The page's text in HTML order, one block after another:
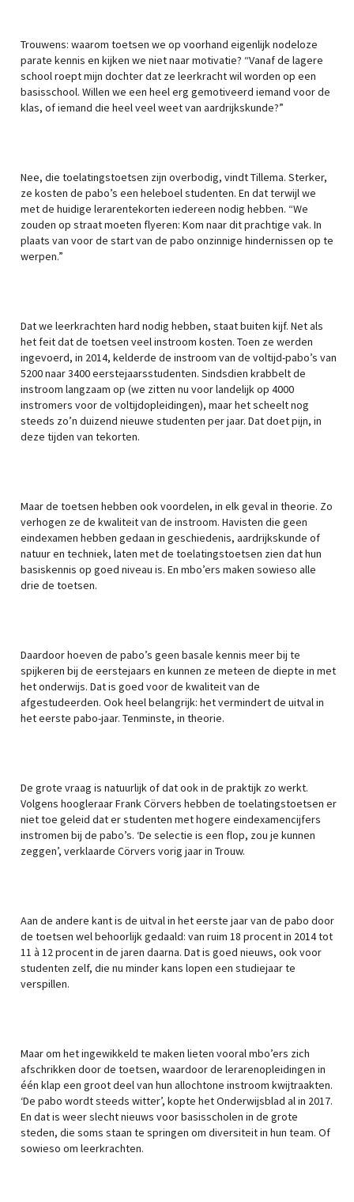
Trouwens: waarom toetsen we op voorhand eigenlijk nodeloze
parate kennis en kijken we niet naar motivatie? “Vanaf de lagere
school roept mijn dochter dat ze leerkracht wil worden op een
basisschool. Willen we een heel erg gemotiveerd iemand voor de
klas, of iemand die heel veel weet van aardrijkskunde?”
Nee, die toelatingstoetsen zijn overbodig, vindt Tillema. Sterker,
ze kosten de pabo’s een heleboel studenten. En dat terwijl we
met de huidige lerarentekorten iedereen nodig hebben. “We
zouden op straat moeten flyeren: Kom naar dit prachtige vak. In
plaats van voor de start van de pabo onzinnige hindernissen op te
werpen.”
Dat we leerkrachten hard nodig hebben, staat buiten kijf. Net als
het feit dat de toetsen veel instroom kosten. Toen ze werden
ingevoerd, in 2014, kelderde de instroom van de voltijd-pabo’s van
5200 naar 3400 eerstejaarsstudenten. Sindsdien krabbelt de
instroom langzaam op (we zitten nu voor landelijk op 4000
instromers voor de voltijdopleidingen), maar het scheelt nog
steeds zo’n duizend nieuwe studenten per jaar. Dat doet pijn, in
deze tijden van tekorten.
Maar de toetsen hebben ook voordelen, in elk geval in theorie. Zo
verhogen ze de kwaliteit van de instroom. Havisten die geen
eindexamen hebben gedaan in geschiedenis, aardrijkskunde of
natuur en techniek, laten met de toelatingstoetsen zien dat hun
basiskennis op goed niveau is. En mbo’ers maken sowieso alle
drie de toetsen.
Daardoor hoeven de pabo’s geen basale kennis meer bij te
spijkeren bij de eerstejaars en kunnen ze meteen de diepte in met
het onderwijs. Dat is goed voor de kwaliteit van de
afgestudeerden. Ook heel belangrijk: het vermindert de uitval in
het eerste pabo-jaar. Tenminste, in theorie.
De grote vraag is natuurlijk of dat ook in de praktijk zo werkt.
Volgens hoogleraar Frank Cörvers hebben de toelatingstoetsen er
niet toe geleid dat er studenten met hogere eindexamencijfers
instromen bij de pabo’s. ‘De selectie is een flop, zou je kunnen
zeggen’, verklaarde Cörvers vorig jaar in Trouw.
Aan de andere kant is de uitval in het eerste jaar van de pabo door
de toetsen wel behoorlijk gedaald: van ruim 18 procent in 2014 tot
11 à 12 procent in de jaren daarna. Dat is goed nieuws, ook voor
studenten zelf, die nu minder kans lopen een studiejaar te
verspillen.
Maar om het ingewikkeld te maken lieten vooral mbo’ers zich
afschrikken door de toetsen, waardoor de lerarenopleidingen in
één klap een groot deel van hun allochtone instroom kwijtraakten.
‘De pabo wordt steeds witter’, kopte het Onderwijsblad al in 2017.
En dat is weer slecht nieuws voor basisscholen in de grote
steden, die soms staan te springen om diversiteit in hun team. Of
sowieso om leerkrachten.